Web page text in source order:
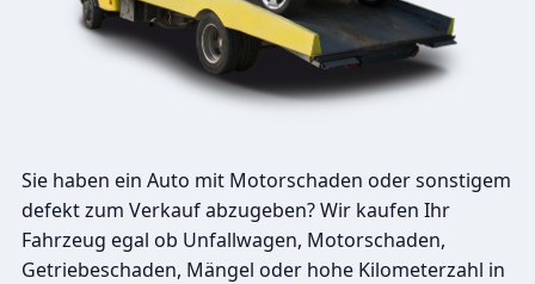
Sie haben ein Auto mit Motorschaden oder sonstigem
defekt zum Verkauf abzugeben? Wir kaufen Ihr
Fahrzeug egal ob Unfallwagen, Motorschaden,
Getriebeschaden, Mängel oder hohe Kilometerzahl in